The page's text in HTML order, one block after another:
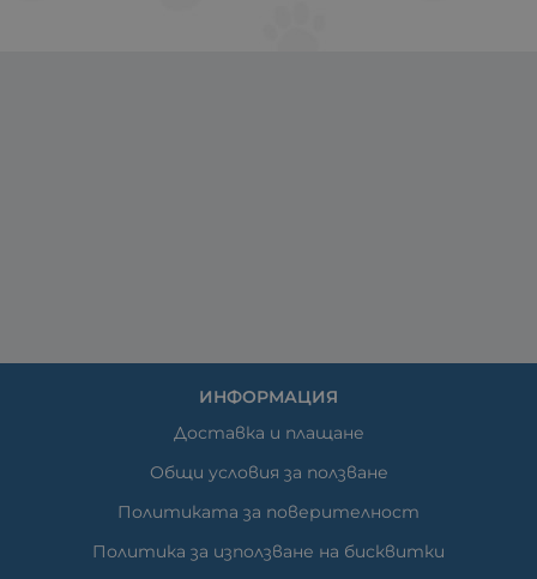
ИНФОРМАЦИЯ
Доставка и плащане
Общи условия за ползване
Политиката за поверителност
Политика за използване на бисквитки